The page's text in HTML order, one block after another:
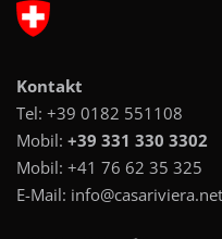
Kontakt
Tel: +39 0182 551108
Mobil: +39 331 330 3302
Mobil: +41 76 62 35 325
E-Mail: info@casariviera.net